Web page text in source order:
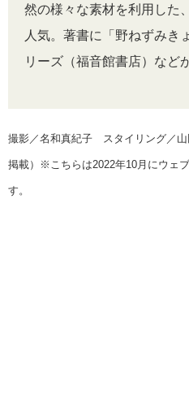
然の様々な素材を利用した
人気。著書に「野ねずみき
リーズ（福音館書店）など
撮影／名和真紀子 スタイリング／
掲載）※こちらは2022年10月にウェ
す。